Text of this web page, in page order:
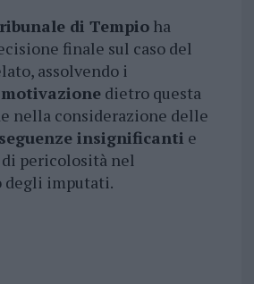
di Tempioha
finale sul caso del
assolvendo i
motivazionedietro questa
nella considerazione delle
insignificanti e
pericolosità nel
degli imputati.